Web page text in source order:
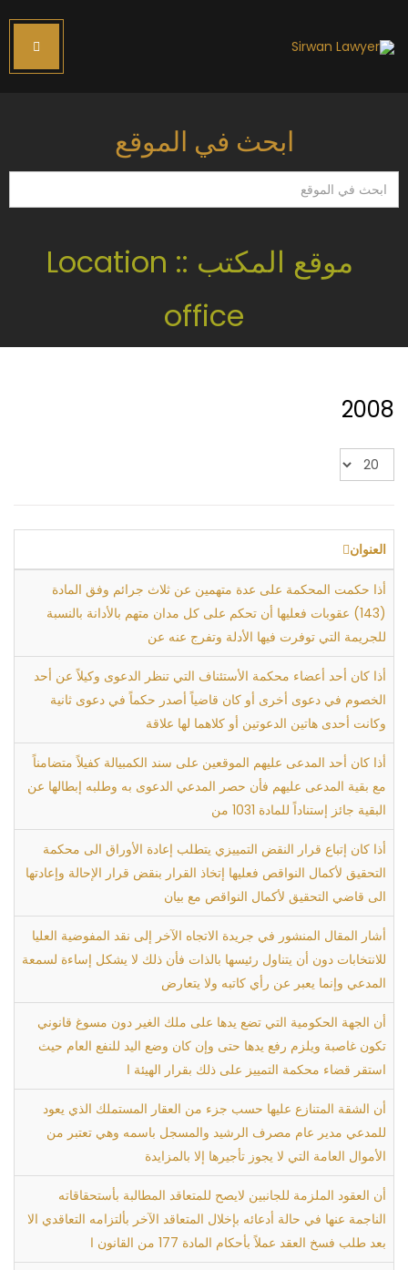
ابحث في الموقع
ابحث
في
موقع المكتب :: Location
office
2008
عدد
الإظهارات:
العنوان
أذا حكمت المحكمة على عدة متهمين عن ثلاث جرائم وفق المادة
(143) عقوبات فعليها أن تحكم على كل مدان متهم بالأدانة بالنسبة
للجريمة التي توفرت فيها الأدلة وتفرج عنه عن
أذا كان أحد أعضاء محكمة الأستئناف التي تنظر الدعوى وكيلاً عن أحد
الخصوم في دعوى أخرى أو كان قاضياً أصدر حكماً في دعوى ثانية
وكانت أحدى هاتين الدعوتين أو كلاهما لها علاقة
أذا كان أحد المدعى عليهم الموقعين على سند الكمبيالة كفيلاً متضامناً
مع بقية المدعى عليهم فأن حصر المدعي الدعوى به وطلبه إبطالها عن
البقية جائز إستناداً للمادة 1031 من
أذا كان إتباع قرار النقض التمييزي يتطلب إعادة الأوراق الى محكمة
التحقيق لأكمال النواقص فعليها إتخاذ القرار بنقض قرار الإحالة وإعادتها
الى قاضي التحقيق لأكمال النواقص مع بيان
أشار المقال المنشور في جريدة الاتجاه الآخر إلى نقد المفوضية العليا
للانتخابات دون أن يتناول رئيسها بالذات فأن ذلك لا يشكل إساءة لسمعة
المدعي وإنما يعبر عن رأي كاتبه ولا يتعارض
أن الجهة الحكومية التي تضع يدها على ملك الغير دون مسوغ قانوني
تكون غاصبة ويلزم رفع يدها حتى وإن كان وضع اليد للنفع العام حيث
استقر قضاء محكمة التمييز على ذلك بقرار الهيئة ا
أن الشقة المتنازع عليها حسب جزء من العقار المستملك الذي يعود
للمدعي مدير عام مصرف الرشيد والمسجل باسمه وهي تعتبر من
الأموال العامة التي لا يجوز تأجيرها إلا بالمزايدة
أن العقود الملزمة للجانبين لايصح للمتعاقد المطالبة بأستحقاقاته
الناجمة عنها في حالة أدعائه بإخلال المتعاقد الآخر بألتزامه التعاقدي الا
بعد طلب فسخ العقد عملاً بأحكام المادة 177 من القانون ا